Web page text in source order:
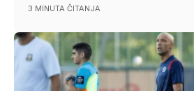
3 MINUTA ČITANJA